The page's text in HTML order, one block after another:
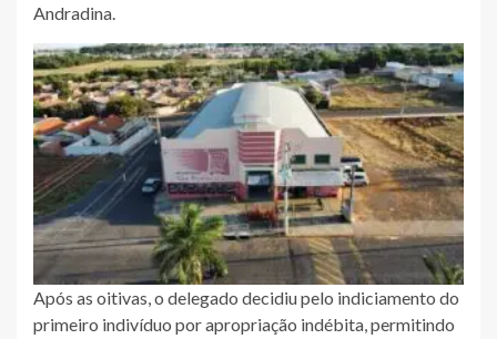
Andradina.
Após as oitivas, o delegado decidiu pelo indiciamento do
primeiro indivíduo por apropriação indébita, permitindo